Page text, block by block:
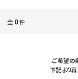
全 0件
ご希望の
下記より